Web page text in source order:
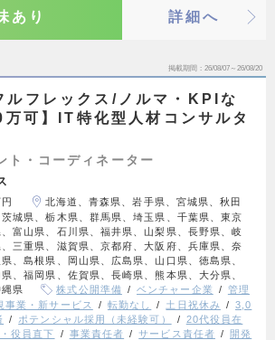
あり 詳細へ
掲載期間 26/08/07～26/08/20
ルフレックス/ノルマ・KPIな
可】IT特化型人材コンサルタ
ト・コーディネーター
北海道、青森県、岩手県、宮城県、秋田
城県、栃木県、群馬県、埼玉県、千葉県、東京
富山県、石川県、福井県、山梨県、長野県、岐
三重県、滋賀県、京都府、大阪府、兵庫県、奈
、島根県、岡山県、広島県、山口県、徳島県、
、福岡県、佐賀県、長崎県、熊本県、大分県、
県
株式公開準備 ベンチャー企業
管理
事業・新サービス 転勤なし 土日祝休み
3,0
ポテンシャル採用（未経験可）
20代役員在
役員直下 事業責任者 サービス責任者
開発